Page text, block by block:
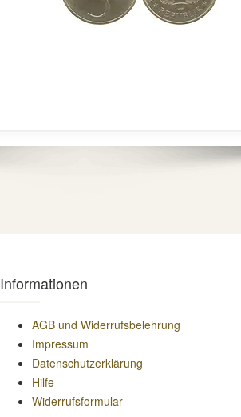
Informationen
AGB und Widerrufsbelehrung
Impressum
Datenschutzerklärung
Hilfe
Widerrufsformular